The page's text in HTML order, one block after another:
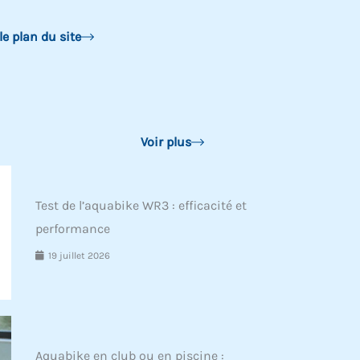
plan du site
Voir plus
Test de l’aquabike WR3 : efficacité et
performance
19 juillet 2026
Aquabike en club ou en piscine :